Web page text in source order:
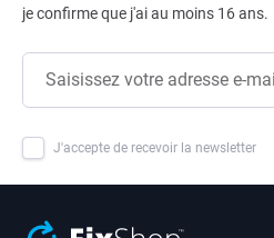
je confirme que j'ai au moins 16 ans.
J'accepte de recevoir la newsletter